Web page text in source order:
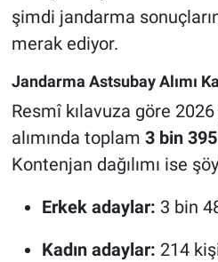
şimdi jandarma
merak ediyor.
Jandarma Astsubay Alımı
Resmî kılavuza göre 2026
alımında toplam 3 bin
Kontenjan dağılımı ise
Erkek adaylar: 3 bin
Kadın adaylar: 214